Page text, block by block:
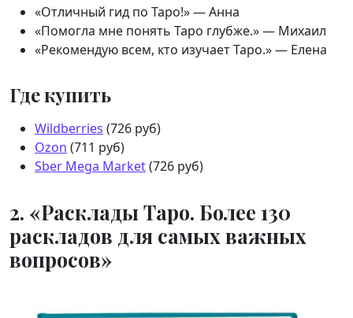
«Отличный гид по Таро!» — Анна
«Помогла мне понять Таро глубже.» — Михаил
«Рекомендую всем, кто изучает Таро.» — Елена
Где купить
Wildberries (726 руб)
Ozon (711 руб)
Sber Mega Market(726 руб)
2. «Расклады Таро. Более 130
раскладов для самых важных
вопросов»